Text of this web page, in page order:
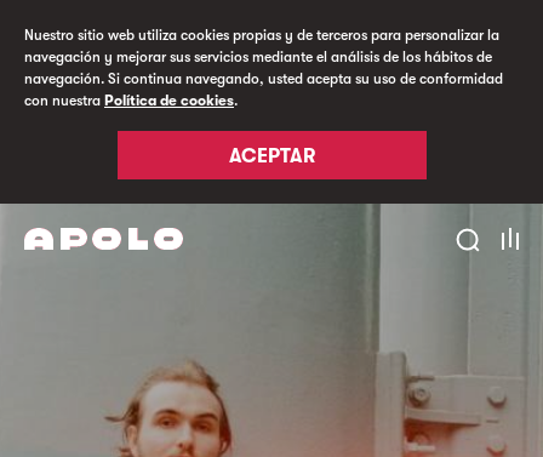
Nuestro sitio web utiliza cookies propias y de terceros para personalizar la
navegación y mejorar sus servicios mediante el análisis de los hábitos de
navegación. Si continua navegando, usted acepta su uso de conformidad
con nuestra Política de cookies.
ACEPTAR